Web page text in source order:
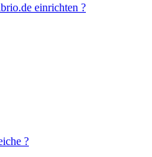
einrichten ?
?